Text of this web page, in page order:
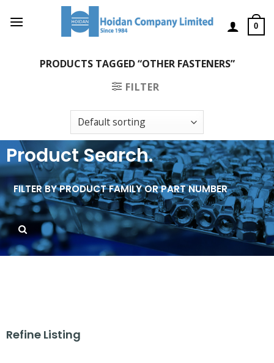
0
PRODUCTS TAGGED “OTHER FASTENERS”
FILTER
Product Search.
Refine Listing